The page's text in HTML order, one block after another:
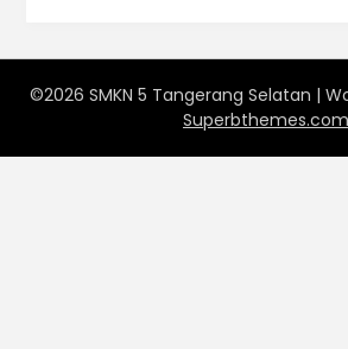
©2026 SMKN 5 Tangerang Selatan |
Superbthemes.com